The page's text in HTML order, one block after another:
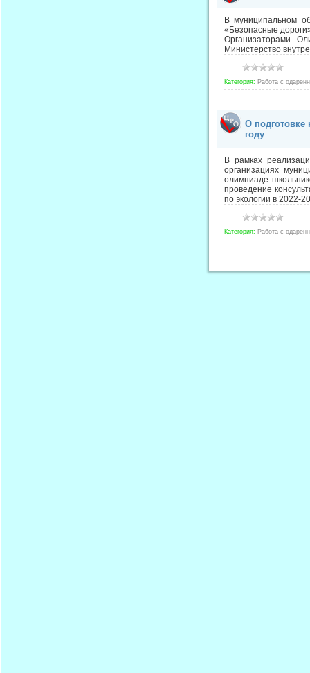
В муниципальном
«Безопасные
Организаторами
Министерство
Категория: Работа с
О подготовке
году
В рамках
организациях
олимпиаде
проведение
по экологии в 2022-
Категория: Работа с